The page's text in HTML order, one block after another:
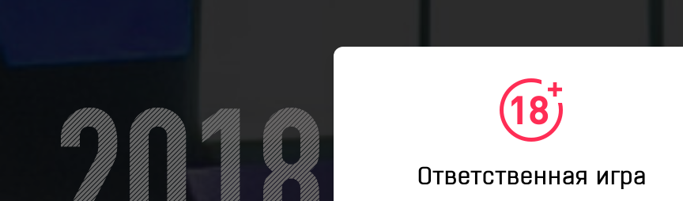
Ответственная игра